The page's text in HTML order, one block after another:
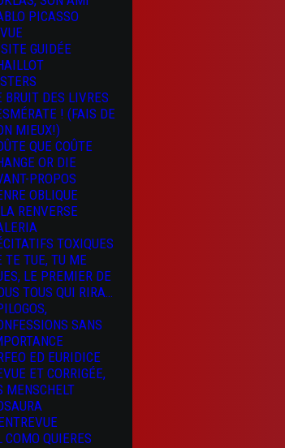
PICASSO
GUIDÉE
BRUIT DES LIVRES
! (FAIS DE
MIEUX!)
QUE COÛTE
OR DIE
PROPOS
OBLIQUE
RENVERSE
TOXIQUES
TE TUE, TU ME
LE PREMIER DE
TOUS QUI RIRA…
SANS
ED EURIDICE
ET CORRIGÉE,
MENSCHELT
COMO QUIERES